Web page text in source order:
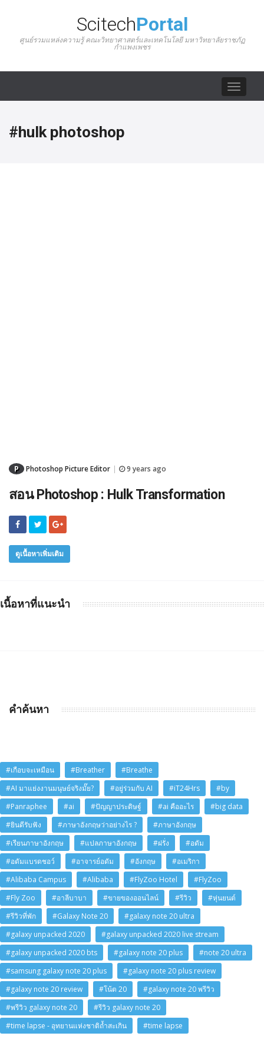
ScitechPortal
ศูนย์รวมแหล่งความรู้ คณะวิทยาศาสตร์และเทคโนโลยี มหาวิทยาลัยราชภัฏ
กำแพงเพชร
Toggle
#hulk photoshop
P Photoshop Picture Editor 9 years ago
สอน Photoshop : Hulk Transformation
ดูเนื้อหาเพิ่มเติม
เนื้อหาที่แนะนำ
คำค้นหา
#เกือบจะเหมือน #Breather
#Breathe
#AI มาแย่งงานมนุษย์จริงมั๊ย?
#อยู่ร่วมกับ AI #iT24Hrs
#by
#Panraphee
#ai #ปัญญาประดิษฐ์ #ai คืออะไร
#big data
#ยินดีรับฟัง
#ภาษาอังกฤษว่าอย่างไร ?
#ภาษาอังกฤษ
#เรียนภาษาอังกฤษ
#แปลภาษาอังกฤษ #ฝรั่ง
#อดัม
#อดัมแบรดชอว์
#อาจารย์อดัม #อังกฤษ
#อเมริกา
#Alibaba Campus
#Alibaba #FlyZoo Hotel
#FlyZoo
#Fly Zoo
#อาลีบาบา #ขายของออนไลน์ #รีวิว
#หุ่นยนต์
#รีวิวที่พัก
#Galaxy Note 20
#galaxy note 20 ultra
#galaxy unpacked 2020
#galaxy unpacked 2020 live stream
#galaxy unpacked 2020 bts
#galaxy note 20 plus
#note 20 ultra
#samsung galaxy note 20 plus
#galaxy note 20 plus review
#galaxy note 20 review
#โน้ต 20
#galaxy note 20 พรีวิว
#พรีวิว galaxy note 20
#รีวิว galaxy note 20
#time lapse - อุทยานแห่งชาติถ้ำสะเกิน
#time lapse